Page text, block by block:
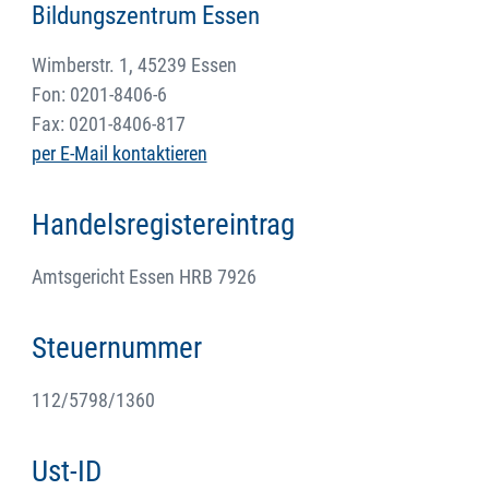
Bildungszentrum Essen
Wimberstr. 1, 45239 Essen
Fon: 0201-8406-6
Fax: 0201-8406-817
per E-Mail kontaktieren
Handelsregistereintrag
Amtsgericht Essen HRB 7926
Steuernummer
112/5798/1360
Ust-ID